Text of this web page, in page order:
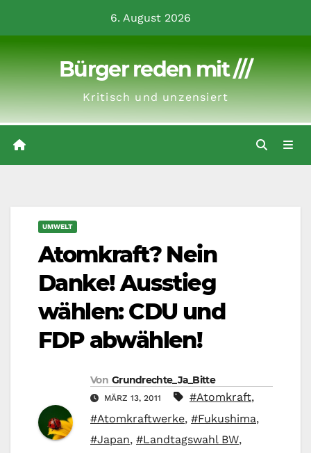
6. August 2026
Bürger reden mit ///
Kritisch und unzensiert
UMWELT
Atomkraft? Nein
Danke! Ausstieg
wählen: CDU und
FDP abwählen!
Von Grundrechte_Ja_Bitte
MÄRZ 13, 2011 #Atomkraft,
#Atomkraftwerke, #Fukushima,
#Japan, #Landtagswahl BW,